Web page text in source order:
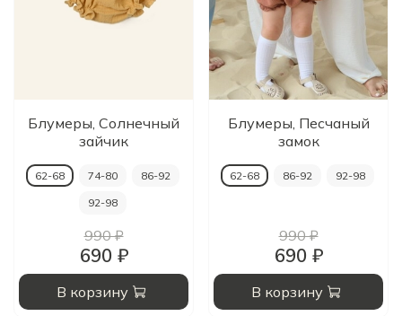
Блумеры, Солнечный
зайчик
62-68 74-80 86-92
92-98
990 ₽
690 ₽
В корзину
Блумеры, Песчаный
замок
62-68 86-92 92-98
990 ₽
690 ₽
В корзину